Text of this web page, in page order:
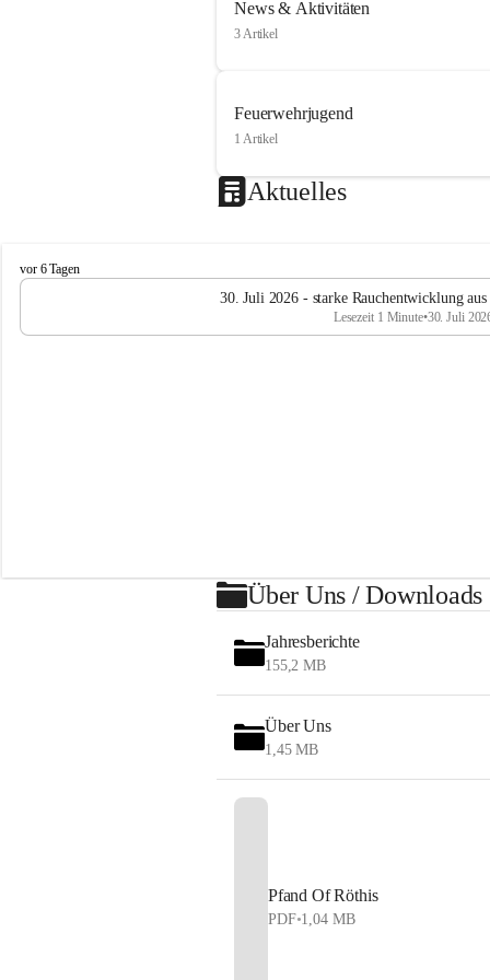
News & Aktivitäten
3 Artikel
Feuerwehrjugend
1 Artikel
Aktuelles
F
e
e
vor 6 Tagen
30. Juli 2026 - starke Rauchentwicklung
Lesezeit 1 Minute•30. Juli
Über Uns / Downloads
Jahresberichte
155,2 MB
Über Uns
1,45 MB
Pfand Of Röthis
PDF•1,04 MB